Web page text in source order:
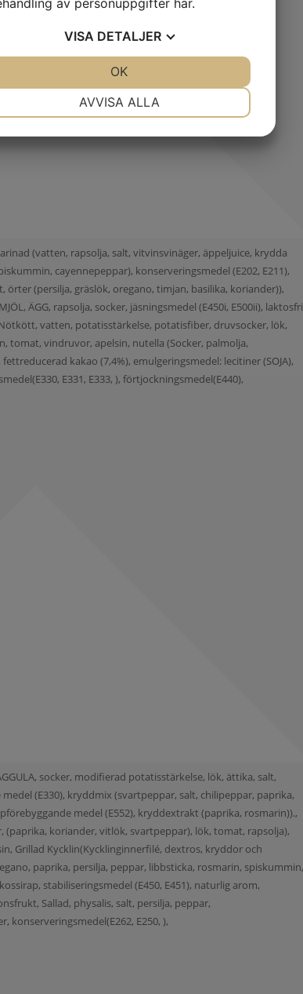
(vatten, rapsolja, salt, vitvinsvinäger, äppeljuice, krydda
cayennepeppar), konserveringsmedel (E202, E211),
(persilja, gräslök, oregano, timjan, basilika, koriander)),
ÄGG, rapsolja, socker, jäsningsmedel (E450i, E500ii),
vatten, potatisstärkelse, potatisfiber, druvsocker, lök,
tomat, vindruvor, apelsin, nutella (Socker, palmolja,
fettreducerad kakao (7,4%), emulgeringsmedel: lecitiner (SOJA),
E331, E333, ), förtjockningsmedel(E440),
socker, modifierad potatisstärkelse, lök, ättika, salt,
(E330), kryddmix (svartpeppar, salt, chilipeppar, paprika,
medel (E552), kryddextrakt (paprika, rosmarin)).,
koriander, vitlök, svartpeppar), lök, tomat, rapsolja),
Grillad Kycklin(Kycklinginnerfilé, dextros, kryddor och
paprika, persilja, peppar, libbsticka, rosmarin, spiskummin,
stabiliseringsmedel (E450, E451), naturlig arom,
Sallad, physalis, salt, persilja, peppar,
konserveringsmedel(E262, E250, ),
av personuppgifter här.
VISA DETALJER
AVVISA ALLA
OK